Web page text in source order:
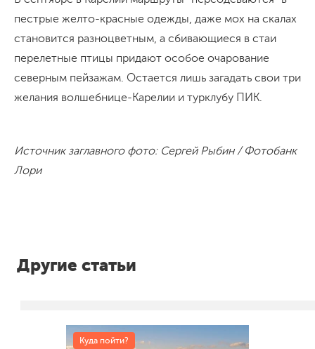
пестрые желто-красные одежды, даже мох на скалах
становится разноцветным, а сбивающиеся в стаи
перелетные птицы придают особое очарование
северным пейзажам. Остается лишь загадать свои три
желания волшебнице-Карелии и турклубу ПИК.
Источник заглавного фото: Сергей Рыбин / Фотобанк
Лори
Другие статьи
Куда пойти?